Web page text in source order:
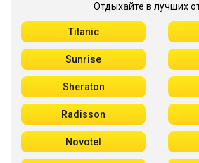
Отдыхайте в лучших
Titanic
Sunrise
Sheraton
Radisson
Novotel